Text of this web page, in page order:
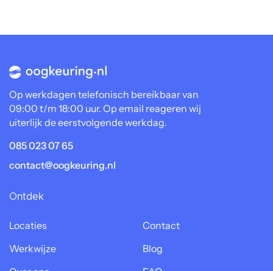
Op werkdagen telefonisch bereikbaar van
09:00 t/m 18:00 uur. Op email reageren wij
uiterlijk de eerstvolgende werkdag.
085 023 07 65
contact@oogkeuring.nl
Ontdek
Locaties
Contact
Werkwijze
Blog